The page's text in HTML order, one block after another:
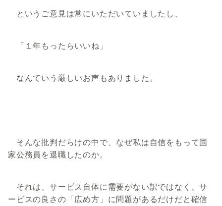
というご意見は常にいただいていましたし、
「１年もったらいいね」
なんていう厳しいお声もありました。
そんな批判だらけの中で、なぜ私は自信をもって国
家公務員を退職したのか。
それは、サービス自体に需要がない訳ではなく、サ
ービスの良さの「広め方」に問題があるだけだと確信